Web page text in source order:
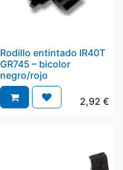
Rodillo entintado IR40T
GR745 – bicolor
negro/rojo
2,92 €